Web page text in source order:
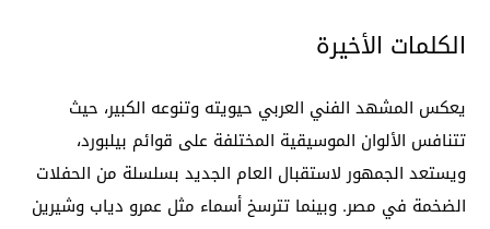
الكلمات الأخيرة
يعكس المشهد الفني العربي حيويته وتنوعه الكبير، حيث
تتنافس الألوان الموسيقية المختلفة على قوائم بيلبورد،
ويستعد الجمهور لاستقبال العام الجديد بسلسلة من الحفلات
الضخمة في مصر. وبينما تترسخ أسماء مثل عمرو دياب وشيرين